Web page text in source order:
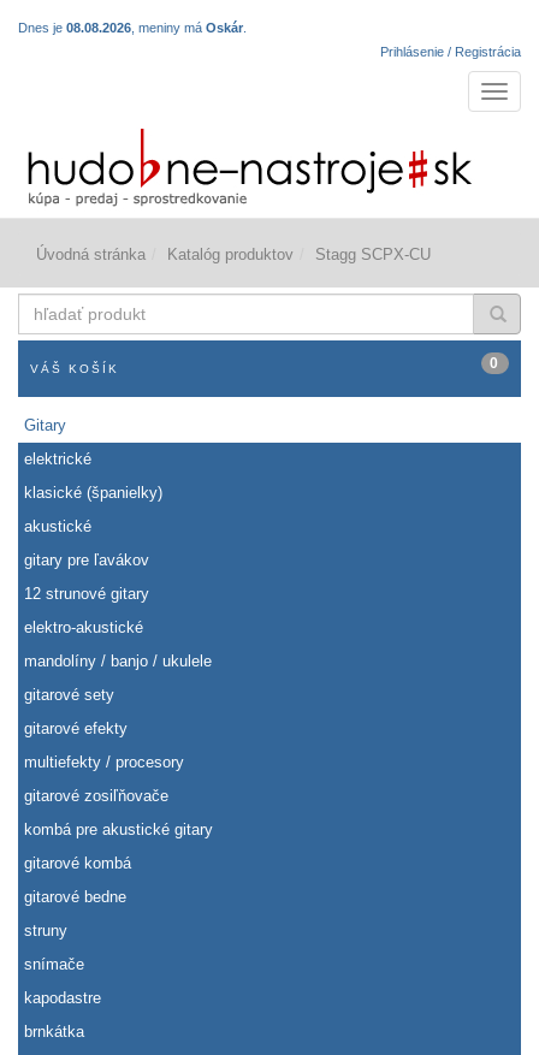
Dnes je 08.08.2026 , meniny má Oskár
Prihlásenie / Registrácia
Úvodná stránka Katalóg produktov Stagg SCPX-CU
produkt
VÁŠ KOŠÍK 0
Gitary
elektrické
klasické (španielky)
akustické
gitary pre ľavákov
12 strunové gitary
elektro-akustické
mandolíny / banjo / ukulele
gitarové sety
gitarové efekty
multiefekty / procesory
gitarové zosiľňovače
kombá pre akustické gitary
gitarové kombá
gitarové bedne
struny
snímače
kapodastre
brnkátka